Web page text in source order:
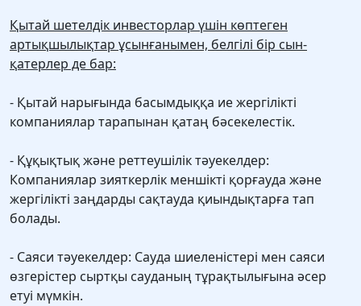
Қытай шетелдік инвесторлар үшін көптеген
артықшылықтар ұсынғанымен, белгілі бір сын-
қатерлер де бар:
- Қытай нарығында басымдыққа ие жергілікті
компаниялар тарапынан қатаң бәсекелестік.
- Құқықтық және реттеушілік тәуекелдер:
Компаниялар зияткерлік меншікті қорғауда және
жергілікті заңдарды сақтауда қиындықтарға тап
болады.
- Саяси тәуекелдер: Сауда шиеленістері мен саяси
өзгерістер сыртқы сауданың тұрақтылығына әсер
етуі мүмкін.